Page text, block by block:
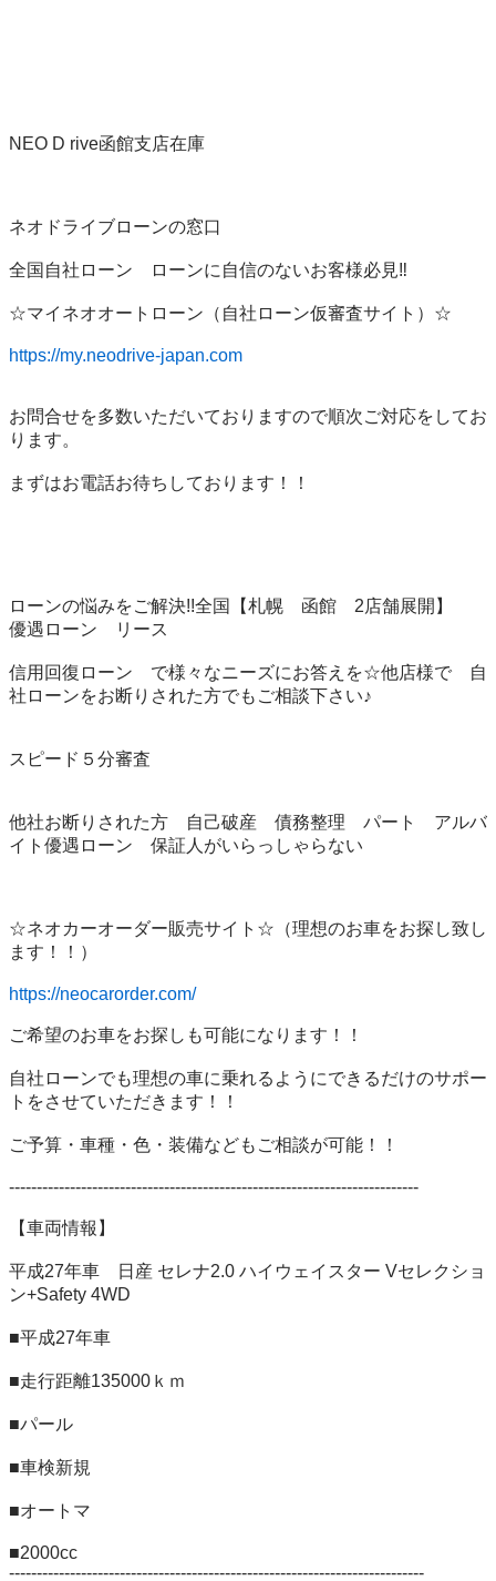
NEO D rive函館支店在庫
ネオドライブローンの窓口
全国自社ローン　ローンに自信のないお客様必見‼︎
☆マイネオオートローン（自社ローン仮審査サイト）☆
https://my.neodrive-japan.com
お問合せを多数いただいておりますので順次ご対応をしてお
ります。
まずはお電話お待ちしております！！
ローンの悩みをご解決!!全国【札幌　函館　2店舗展開】
優遇ローン　リース
信用回復ローン　で様々なニーズにお答えを☆他店様で　自
社ローンをお断りされた方でもご相談下さい♪
スピード５分審査
他社お断りされた方　自己破産　債務整理　パート　アルバ
イト優遇ローン　保証人がいらっしゃらない
☆ネオカーオーダー販売サイト☆（理想のお車をお探し致し
ます！！）
https://neocarorder.com/
ご希望のお車をお探しも可能になります！！
自社ローンでも理想の車に乗れるようにできるだけのサポー
トをさせていただきます！！
ご予算・車種・色・装備などもご相談が可能！！
--------------------------------------------------------------------------
【車両情報】
平成27年車　日産 セレナ2.0 ハイウェイスター Vセレクショ
ン+Safety 4WD
■平成27年車
■走行距離135000ｋｍ
■パール
■車検新規
■オートマ
■2000cc
---------------------------------------------------------------------------